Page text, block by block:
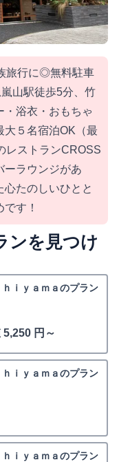
旅行に◎無料駐車
山駅徒歩5分、竹
浴衣・おもちゃ
５名宿泊OK（最
レストランCROSS
ラウンジがあ
心たのしいひとと
す！
ンを見つけ
ｉｙａｍａのプラン
5,250 円～
ｉｙａｍａのプラン
ｉｙａｍａのプラン